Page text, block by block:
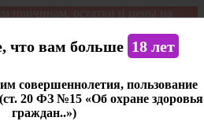
причинам, остатки и цены на
Дистанционная продажа не
что вам больше 18 лет
совершеннолетия, пользование
20 ФЗ №15 «Об охране здоровья
граждан..»)